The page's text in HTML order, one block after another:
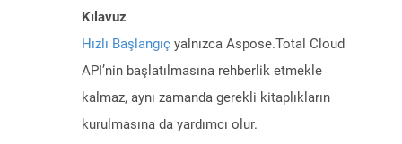
Kılavuz
Hızlı Başlangıç yalnızca Aspose.Total Cloud
API’nin başlatılmasına rehberlik etmekle
kalmaz, aynı zamanda gerekli kitaplıkların
kurulmasına da yardımcı olur.